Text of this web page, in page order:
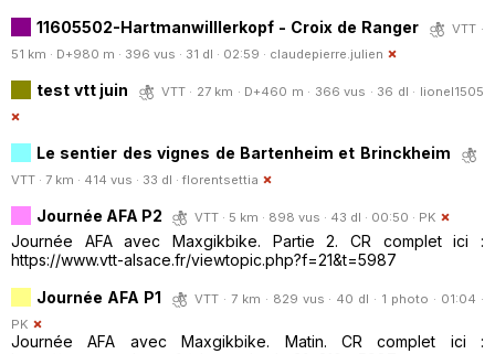
11605502-Hartmanwilllerkopf - Croix de Ranger
VTT ·
51 km · D+980 m · 396 vus · 31 dl · 02:59 · claudepierre.julien
test vtt juin VTT · 27 km · D+460 m · 366 vus · 36 dl · lionel1505
Le sentier des vignes de Bartenheim et Brinckheim
VTT · 7 km · 414 vus · 33 dl · florentsettia
Journée AFA P2 VTT · 5 km · 898 vus · 43 dl · 00:50 · PK
Journée AFA avec Maxgikbike. Partie 2. CR complet ici :
https://www.vtt-alsace.fr/viewtopic.php?f=21&t=5987
Journée AFA P1
VTT · 7 km · 829 vus · 40 dl · 1 photo · 01:04 ·
PK
Journée AFA avec Maxgikbike. Matin. CR complet ici :